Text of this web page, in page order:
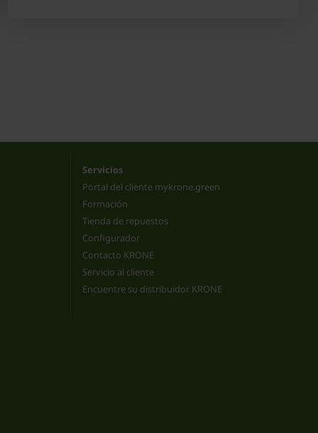
Servicios
Portal del cliente mykrone.green
Formación
Tienda de repuestos
Configurador
Contacto KRONE
Servicio al cliente
Encuentre su distribuidor KRONE